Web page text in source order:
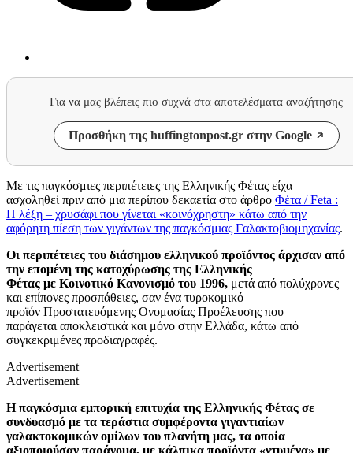
Για να μας βλέπεις πιο συχνά στα αποτελέσματα αναζήτησης
Προσθήκη της huffingtonpost.gr στην Google
Με τις παγκόσμιες περιπέτειες της Ελληνικής Φέτας είχα
ασχοληθεί πριν από μια περίπου δεκαετία στο άρθρο Φέτα / Feta :
H λέξη – χρυσάφι που γίνεται «κοινόχρηστη» κάτω από την
αφόρητη πίεση των γιγάντων της παγκόσμιας Γαλακτοβιομηχανίας.
Οι περιπέτειες του διάσημου ελληνικού προϊόντος άρχισαν από
την επομένη της κατοχύρωσης της Ελληνικής
Φέτας με Κοινοτικό Κανονισμό του 1996, μετά από πολύχρονες
και επίπονες προσπάθειες, σαν ένα τυροκομικό
προϊόν Προστατευόμενης Ονομασίας Προέλευσης που
παράγεται αποκλειστικά και μόνο στην Ελλάδα, κάτω από
συγκεκριμένες προδιαγραφές.
Advertisement
Advertisement
Η παγκόσμια εμπορική επιτυχία της Ελληνικής Φέτας σε
συνδυασμό με τα τεράστια συμφέροντα γιγαντιαίων
γαλακτοκομικών ομίλων του πλανήτη μας, τα οποία
αξιοποιούσαν παράνομα, με κάλπικα προϊόντα «ντυμένα» με